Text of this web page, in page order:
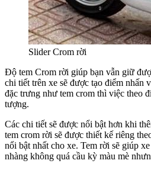
Slider Crom rời
Độ tem Crom rời giúp bạn vẫn giữ
chi tiết trên xe sẽ được tạo điểm nhấn
đặc trưng như tem crom thì việc theo
tượng.
Các chi tiết sẽ được nổi bật hơn khi
tem crom rời sẽ được thiết kế riêng
nổi bật nhất cho xe. Tem rời sẽ giúp
nhàng không quá cầu kỳ màu mè